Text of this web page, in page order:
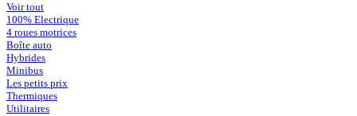
Voir tout
100% Electrique
4 roues motrices
Boîte auto
Hybrides
Minibus
Les petits prix
Thermiques
Utilitaires